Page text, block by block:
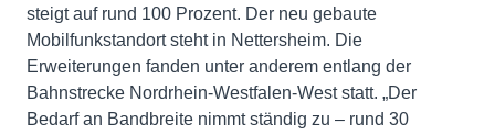
steigt auf rund 100 Prozent. Der neu gebaute
Mobilfunkstandort steht in Nettersheim. Die
Erweiterungen fanden unter anderem entlang der
Bahnstrecke Nordrhein-Westfalen-West statt. „Der
Bedarf an Bandbreite nimmt ständig zu – rund 30